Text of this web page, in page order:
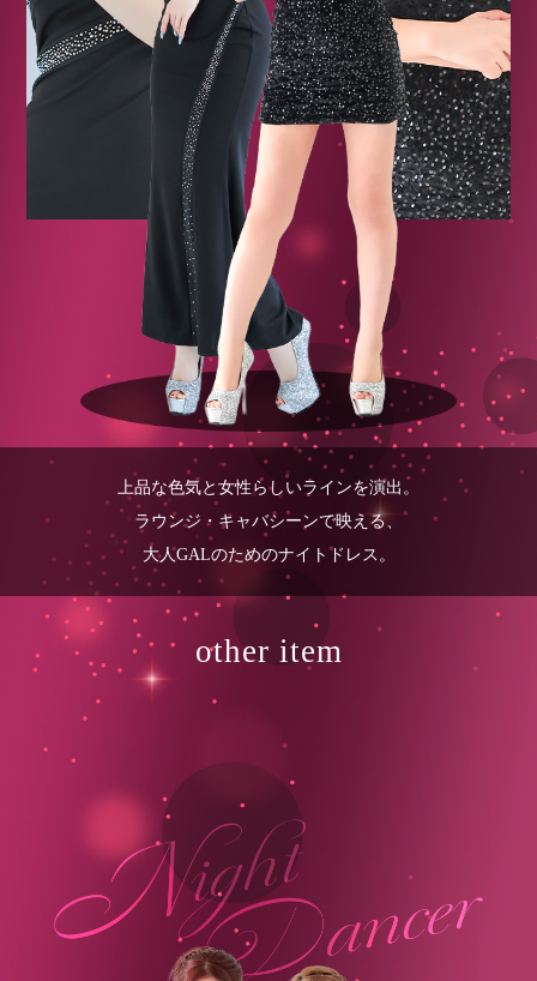
上品な色気と女性らしいラインを演出。
ラウンジ・キャバシーンで映える、
大人GALのためのナイトドレス。
other item